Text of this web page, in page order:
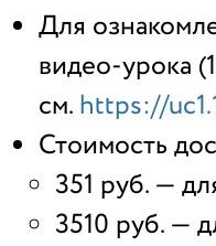
Для
видео-урока
см.https://
Стоимость
351 руб. —
3510 руб. —